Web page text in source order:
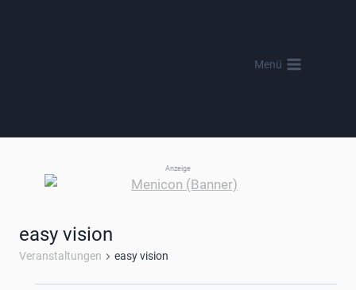
Menü
Anzeige
easy vision
Veranstaltungen easy vision